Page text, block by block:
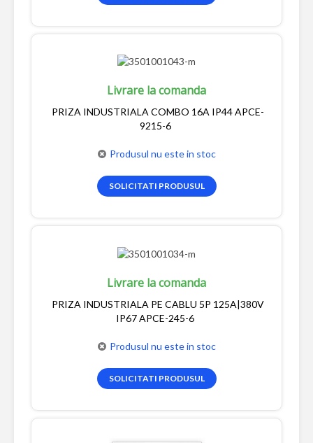
Livrare la comanda
PRIZA INDUSTRIALA COMBO 16A IP44 APCE-
9215-6
Produsul nu este in stoc
SOLICITATI PRODUSUL
Livrare la comanda
PRIZA INDUSTRIALA PE CABLU 5P 125A|380V
IP67 APCE-245-6
Produsul nu este in stoc
SOLICITATI PRODUSUL